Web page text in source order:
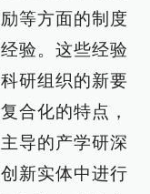
等方面的制度
验。这些经验
研组织的新要
合化的特点，
导的产学研深
新实体中进行